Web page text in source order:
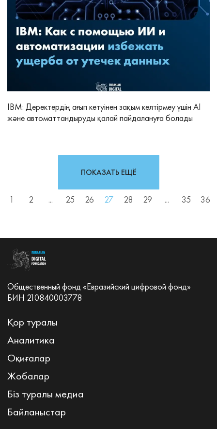
IBM: Деректердің ағып кетуінен зақым келтірмеу үшін AI
және автоматтандыруды қалай пайдалануға болады
1 2 ... 25 26 27 28 29 ... 35 36
ПОКАЗАТЬ ЕЩЁ
Общественный фонд «Евразийский цифровой фонд»
БИН 210840003778
Қор туралы
Аналитика
Оқиғалар
Жобалар
Біз туралы медиа
Байланыстар